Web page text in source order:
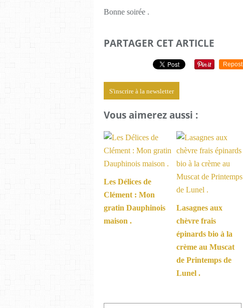
Bonne soirée .
PARTAGER CET ARTICLE
Repost
S'inscrire à la newsletter
Vous aimerez aussi :
Les Délices de
Clément : Mon
gratin Dauphinois
maison .
Lasagnes aux
chèvre frais
épinards bio à la
crème au Muscat
de Printemps de
Lunel .